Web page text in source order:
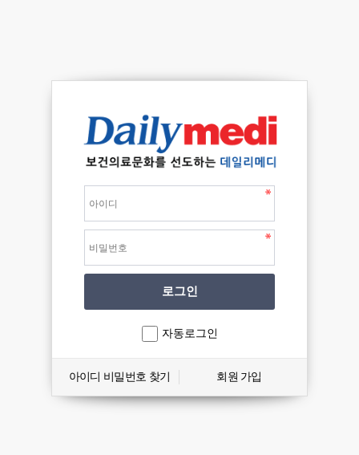
자동로그인
아이디 비밀번호 찾기 회원 가입